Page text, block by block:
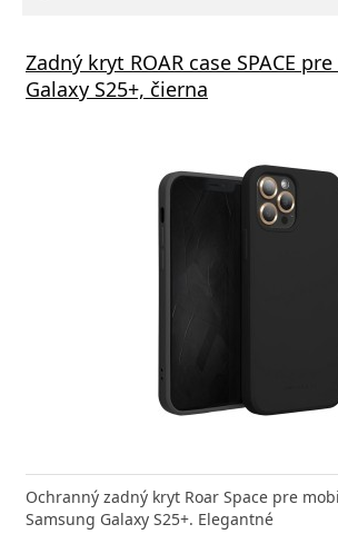
Zadný kryt ROAR case SPACE
Galaxy S25+, čierna
Ochranný zadný kryt Roar Space pre
Samsung Galaxy S25+. Elegantné
sklo 3mk FlexibleGlass pre
S25+
tvrdené sklo 3mk FlexibleGlass pre
s hrúbkou menej ako
GaN5 Pro 65W čierna
Pro 2C+U je výkonná a kompaktná
technológiou, ktorá